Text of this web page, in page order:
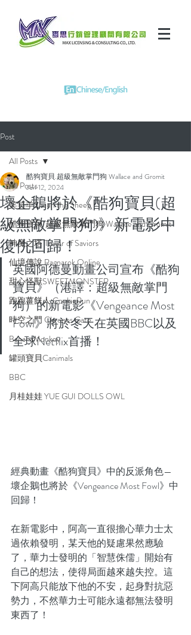
Post
All Posts
笑笑羊Shaun the Sheep
酷狗寶貝/超級無敵掌門狗 Wallace and Gromit
神魔之塔 Tower of Saviors
仙境傳說 Ragnarok Online
甜心怪獸SWEETMONSTER
跑跑薑餅人 CookieRun
時空之門 Chronos Gate
BananaMonkey
罐頭寶貝Canimals
BBC
月桂娃娃 YUE GUI DOLLS OWL
All Posts
壞企鵝將於《酷狗寶貝(超
級無敵掌門狗)》新電影中
復仇回歸！
酷狗寶貝.超級無敵掌門狗 Wallace and Gromit
Jun 12, 2024
英國阿德曼動畫公司宣布《酷狗
寶貝》（港譯：超級無敵掌門
狗）的新電影《Vengeance Most
Fowl》將於冬天在英國BBC以及
全球Netflix首播！
經典動畫《酷狗寶貝》中的反派角色—
壞企鵝也將於《Vengeance Most Fowl》中
回歸！
在新電影中，阿高一直很擔心華力士太
過依賴發明，某天他的疑慮果然應驗
了，華力士發明的「智慧侏儒」開始有
自己的想法，使得局面越來越失控。這
下阿高只能放下他的不安，起身對抗惡
勢力，不然華力士可能永遠都無法發明
東西了！